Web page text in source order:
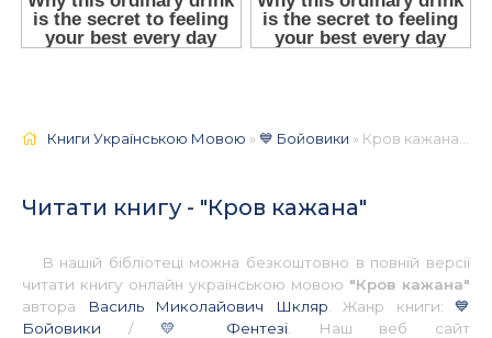
Книги Українською Мовою »💙 Бойовики » Кров кажана 📚 - Українською
Читати книгу - "Кров кажана"
В нашій бібліотеці можна безкоштовно в повній версії
читати книгу онлайн українською мовою "Кров кажана"
автора
Василь Миколайович Шкляр . Жанр книги: 💙
Бойовики /💛 Фентезі. Наш веб сайт